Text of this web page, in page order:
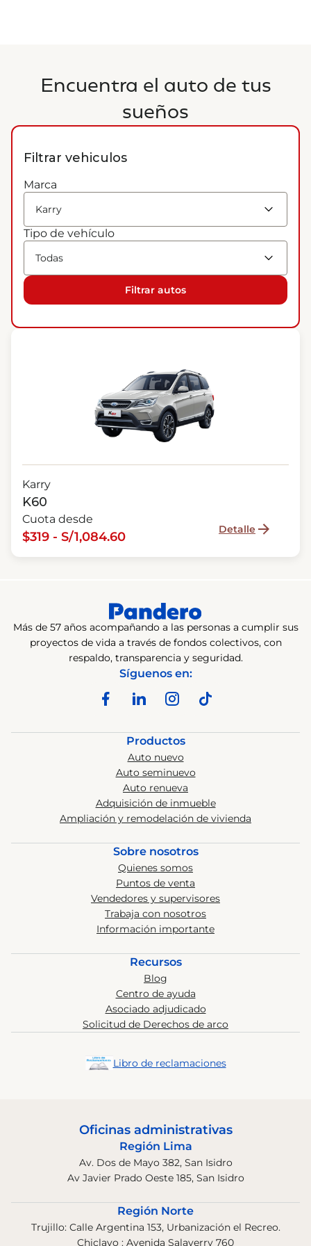
Encuentra el auto de tus
sueños
Filtrar vehiculos
Marca
Tipo de vehículo
Filtrar autos
Karry
K60
Cuota desde
$319 - S/1,084.60 Detalle
Más de 57 años acompañando a las personas a cumplir sus
proyectos de vida a través de fondos colectivos, con
respaldo, transparencia y seguridad.
Síguenos en:
Productos
Auto nuevo
Auto seminuevo
Auto renueva
Adquisición de inmueble
Ampliación y remodelación de vivienda
Sobre nosotros
Quienes somos
Puntos de venta
Vendedores y supervisores
Trabaja con nosotros
Información importante
Recursos
Blog
Centro de ayuda
Asociado adjudicado
Solicitud de Derechos de arco
Libro de reclamaciones
Oficinas administrativas
Región Lima
Av. Dos de Mayo 382, San Isidro
Av Javier Prado Oeste 185, San Isidro
Región Norte
Trujillo: Calle Argentina 153, Urbanización el Recreo.
Chiclayo : Avenida Salaverry 760